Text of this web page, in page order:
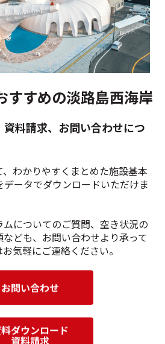
すすめの淡路島西海岸
料請求、お問い合わせにつ
わかりやすくまとめた施設基本
ータでダウンロードいただけま
ムについてのご質問、空き状況の
なども、お問い合わせより承って
気軽にご連絡ください。